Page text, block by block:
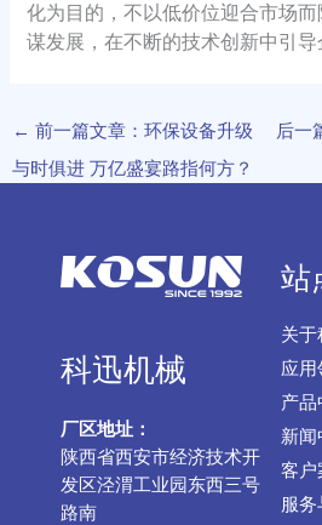
化为目的，不以低价位迎合市场
谋发展，在不断的技术创新中引导
← 前一篇文章：环保设备升级
与时俱进 万亿盛宴路指何方？
后一
科迅机械
厂区地址：
陕西省西安市经济技术开
发区泾渭工业园东西三号
路南
站
关于
应用
产品
新闻
客户
服